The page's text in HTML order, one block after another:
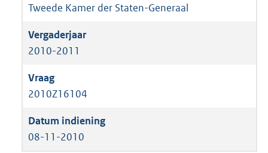
Tweede Kamer der Staten-Generaal
2010-2011
2010Z16104
08-11-2010